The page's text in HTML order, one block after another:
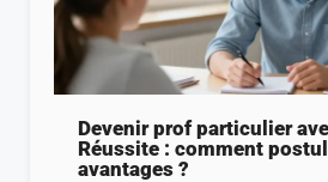
Devenir prof particulier
Réussite : comment
avantages ?